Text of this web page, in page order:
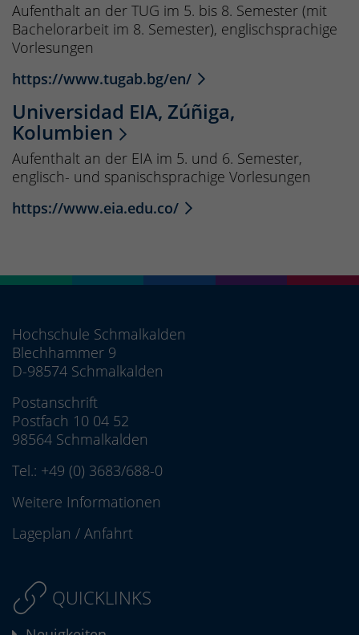
Aufenthalt an der TUG im 5. bis 8. Semester (mit
Bachelorarbeit im 8. Semester), englischsprachige
Vorlesungen
https://www.tugab.bg/en/
Universidad EIA, Zúñiga,
Kolumbien
Aufenthalt an der EIA im 5. und 6. Semester,
englisch- und spanischsprachige Vorlesungen
https://www.eia.edu.co/
Hochschule Schmalkalden
Blechhammer 9
D-98574 Schmalkalden
Postanschrift
Postfach 10 04 52
98564 Schmalkalden
Tel.: +49 (0) 3683/688-0
Weitere Informationen
Lageplan / Anfahrt
QUICKLINKS